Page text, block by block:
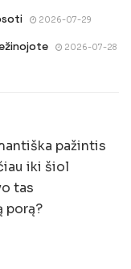
2026-07-29
2026-07-28
pažintis
iki šiol
tas
porą?